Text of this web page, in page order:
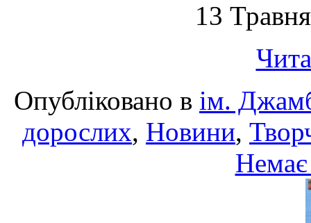
13
Опубліковано в ім.
дорослих, Новини,
Немає